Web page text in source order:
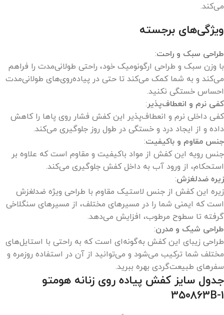
می‌کند.
ویژگی‌های برجسته
طراحی سبک و راحت:
با وزن سبک و طراحی ارگونومیک خود، راحتی طولانی‌مدت را فراهم
می‌کند و به شما کمک می‌کند تا حتی در پیاده‌روی‌های طولانی‌مدت
احساس خستگی نکنید.
کفی نرم و انعطاف‌پذیر:
کفی داخلی نرم و انعطاف‌پذیر این کفش فشار روی پاها را کاهش
داده و از ایجاد درد و خستگی در طول روز جلوگیری می‌کند.
جنس مقاوم و باکیفیت:
جنس رویه این کفش از مواد باکیفیت و مقاوم است که علاوه بر
استحکام، از ورود آب به داخل کفش جلوگیری می‌کند.
زیره ضدلغزش:
زیره این کفش از جنس لاستیک مقاوم با طراحی ویژه ضدلغزش
است که ایمنی شما را در مسیرهای مختلف، از مسیرهای سنگلاخی
گرفته تا سطوح مرطوب، افزایش می‌دهد.
طراحی شیک و مدرن:
طراحی زیبای این کفش به‌گونه‌ای است که به راحتی با استایل‌های
مختلف شما ترکیب می‌شود و می‌توانید از آن در استفاده روزمره و
سفرهای طبیعت‌گردی بهره ببرید.
جدول سایز کفش پیاده روی زنانه هومتو
350863B-1